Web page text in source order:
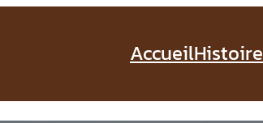
AccueilHistoire